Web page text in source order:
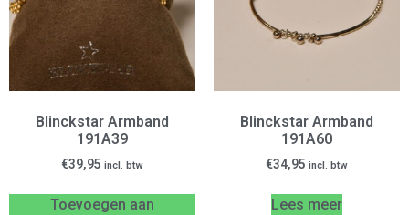
Blinckstar Armband
191A39
€39,95 incl. btw
Toevoegen aan
Blinckstar Armband
191A60
€34,95 incl. btw
Lees meer